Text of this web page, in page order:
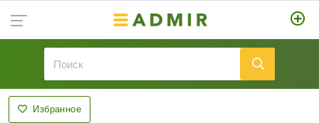
Избранное